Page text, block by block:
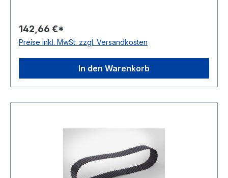
Material Neoprene Zugstrang Glasfaser Norm
DIN 5296 antistatisch ja
142,66 €*
Preise inkl. MwSt. zzgl. Versandkosten
In den Warenkorb